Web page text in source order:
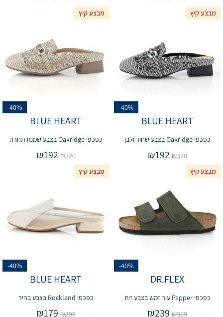
מבצע קיץ
-40%
BLUE HEART
כפכפי Oakridge בצבע שחור ולבן
₪320
₪192
מבצע קיץ
-40%
BLUE HEART
כפכפי Oakridge בצבע שמנת תחרה
₪320
₪192
מבצע קיץ
-40%
DR.FLEX
כפכפי Papper עור זמש בצבע זית
₪399
₪239
מבצע קיץ
-40%
BLUE HEART
כפכפי Rockland בצבע בהיר
₪299
₪179